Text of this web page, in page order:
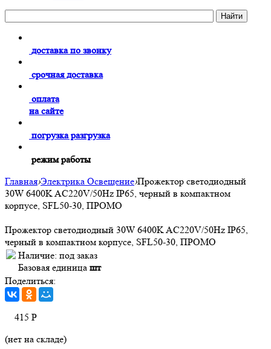
доставка по звонку
срочная доставка
оплата
на сайте
погрузка разгрузка
режим работы
Главная›Электрика Освещение›Прожектор светодиодный
30W 6400K AC220V/50Hz IP65, черный в компактном
корпусе, SFL50-30, ПРОМО
Прожектор светодиодный 30W 6400K AC220V/50Hz IP65,
черный в компактном корпусе, SFL50-30, ПРОМО
Наличие: под заказ
Базовая единица шт
Поделиться:
415 Р
(нет на складе)